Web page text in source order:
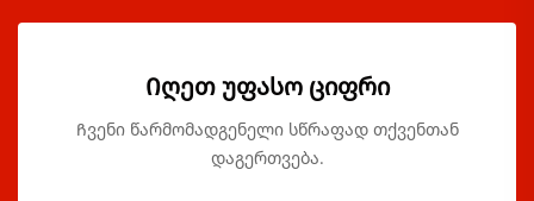
Იღეთ უფასო ციფრი
Ჩვენი წარმომადგენელი სწრაფად თქვენთან
დაგერთვება.